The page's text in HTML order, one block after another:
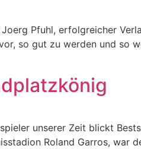
Pfuhl, erfolgreicher
so gut zu werden und so
unserer Zeit blickt
Roland Garros, war